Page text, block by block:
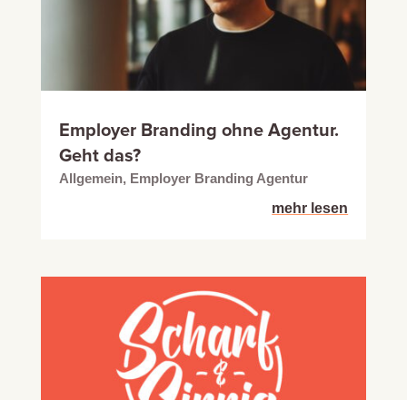
Employer Branding ohne Agentur.
Geht das?
Allgemein, Employer Branding Agentur
mehr lesen